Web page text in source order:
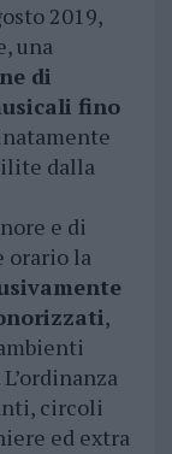
2019,
una
di
fino
dalla
e di
orario la
,
circoli
ed extra